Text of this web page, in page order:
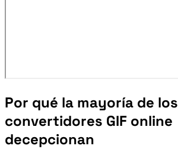
Por qué la mayoría de los
convertidores GIF online
decepcionan